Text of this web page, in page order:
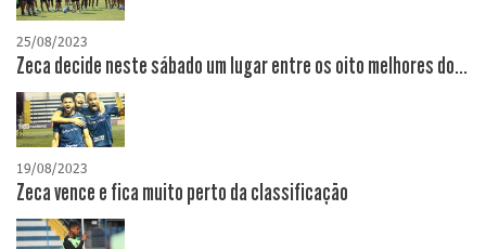
25/08/2023
Zeca decide neste sábado um lugar entre os oito melhores do...
19/08/2023
Zeca vence e fica muito perto da classificação